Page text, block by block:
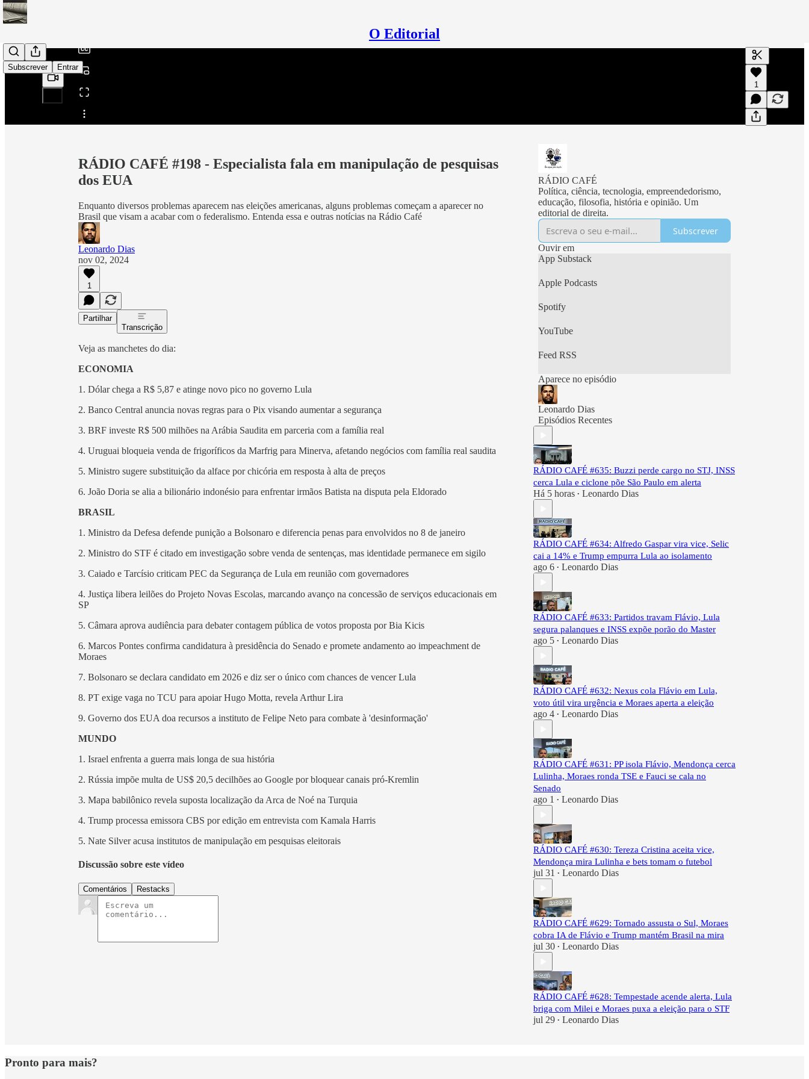
O Editorial
Subscrever Entrar
Partilhar a partir de0:00
Gerar
Uma
1
RÁDIO CAFÉ #198 - Especialista fala em manipulação de pesquisas
dos EUA
Enquanto diversos problemas aparecem nas eleições americanas, alguns problemas começam a aparecer no
Brasil que visam a acabar com o federalismo. Entenda essa e outras notícias na Rádio Café
Leonardo Dias
nov 02, 2024
1
Partilhar
Transcrição
Veja as manchetes do dia:
ECONOMIA
1. Dólar chega a R$ 5,87 e atinge novo pico no governo Lula
2. Banco Central anuncia novas regras para o Pix visando aumentar a segurança
3. BRF investe R$ 500 milhões na Arábia Saudita em parceria com a família real
4. Uruguai bloqueia venda de frigoríficos da Marfrig para Minerva, afetando negócios com família real saudita
5. Ministro sugere substituição da alface por chicória em resposta à alta de preços
6. João Doria se alia a bilionário indonésio para enfrentar irmãos Batista na disputa pela Eldorado
BRASIL
1. Ministro da Defesa defende punição a Bolsonaro e diferencia penas para envolvidos no 8 de janeiro
2. Ministro do STF é citado em investigação sobre venda de sentenças, mas identidade permanece em sigilo
3. Caiado e Tarcísio criticam PEC da Segurança de Lula em reunião com governadores
4. Justiça libera leilões do Projeto Novas Escolas, marcando avanço na concessão de serviços educacionais em
SP
5. Câmara aprova audiência para debater contagem pública de votos proposta por Bia Kicis
6. Marcos Pontes confirma candidatura à presidência do Senado e promete andamento ao impeachment de
Moraes
7. Bolsonaro se declara candidato em 2026 e diz ser o único com chances de vencer Lula
8. PT exige vaga no TCU para apoiar Hugo Motta, revela Arthur Lira
9. Governo dos EUA doa recursos a instituto de Felipe Neto para combate à 'desinformação'
MUNDO
1. Israel enfrenta a guerra mais longa de sua história
2. Rússia impõe multa de US$ 20,5 decilhões ao Google por bloquear canais pró-Kremlin
3. Mapa babilônico revela suposta localização da Arca de Noé na Turquia
4. Trump processa emissora CBS por edição em entrevista com Kamala Harris
5. Nate Silver acusa institutos de manipulação em pesquisas eleitorais
Discussão sobre este vídeo
Comentários Restacks
RÁDIO CAFÉ
Política, ciência, tecnologia, empreendedorismo,
educação, filosofia, história e opinião. Um
editorial de direita.
Subscrever
Ouvir em
App Substack
Apple Podcasts
Spotify
YouTube
Feed RSS
Aparece no episódio
Leonardo Dias
Episódios Recentes
RÁDIO CAFÉ #635: Buzzi perde cargo no STJ, INSS
cerca Lula e ciclone põe São Paulo em alerta
Há 5 horas • Leonardo Dias
RÁDIO CAFÉ #634: Alfredo Gaspar vira vice, Selic
cai a 14% e Trump empurra Lula ao isolamento
ago 6 • Leonardo Dias
RÁDIO CAFÉ #633: Partidos travam Flávio, Lula
segura palanques e INSS expõe porão do Master
ago 5 • Leonardo Dias
RÁDIO CAFÉ #632: Nexus cola Flávio em Lula,
voto útil vira urgência e Moraes aperta a eleição
ago 4 • Leonardo Dias
RÁDIO CAFÉ #631: PP isola Flávio, Mendonça cerca
Lulinha, Moraes ronda TSE e Fauci se cala no
Senado
ago 1 • Leonardo Dias
RÁDIO CAFÉ #630: Tereza Cristina aceita vice,
Mendonça mira Lulinha e bets tomam o futebol
jul 31 • Leonardo Dias
RÁDIO CAFÉ #629: Tornado assusta o Sul, Moraes
cobra IA de Flávio e Trump mantém Brasil na mira
jul 30 • Leonardo Dias
RÁDIO CAFÉ #628: Tempestade acende alerta, Lula
briga com Milei e Moraes puxa a eleição para o STF
jul 29 • Leonardo Dias
Pronto para mais?